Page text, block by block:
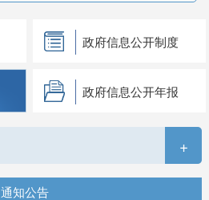
政府信息公开制度
政府信息公开年报
+
通知公告